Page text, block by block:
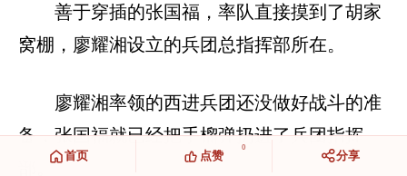
善于穿插的张国福，率队直接摸到了胡家
窝棚，廖耀湘设立的兵团总指挥部所在。
廖耀湘率领的西进兵团还没做好战斗的准
备，张国福就已经把手榴弹扔进了兵团指挥
部。
首页
0
点赞 分享